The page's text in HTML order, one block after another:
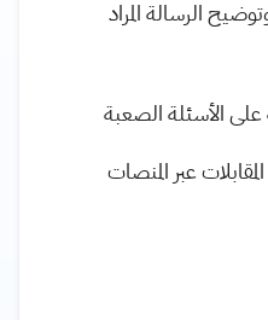
الرسالة المراد
الأسئلة الصعبة
عبر المنصات